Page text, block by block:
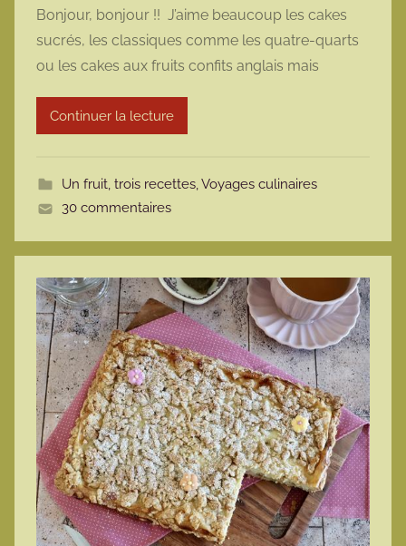
r
m
a
r
t
Bonjour, bonjour !! J’aime beaucoup les cakes
sucrés, les classiques comme les quatre-quarts
ou les cakes aux fruits confits anglais mais
Continuer la lecture
Un fruit, trois recettes,Voyages culinaires
30 commentaires